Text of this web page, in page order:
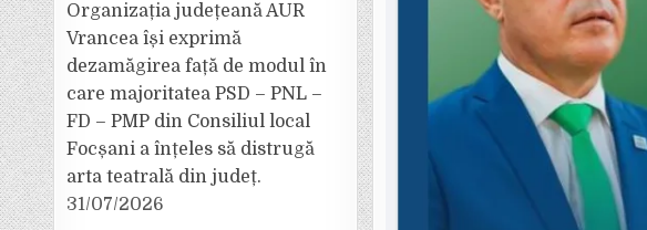
Organizația județeană AUR
Vrancea își exprimă
dezamăgirea față de modul în
care majoritatea PSD – PNL –
FD – PMP din Consiliul local
Focșani a înțeles să distrugă
arta teatrală din județ.
31/07/2026